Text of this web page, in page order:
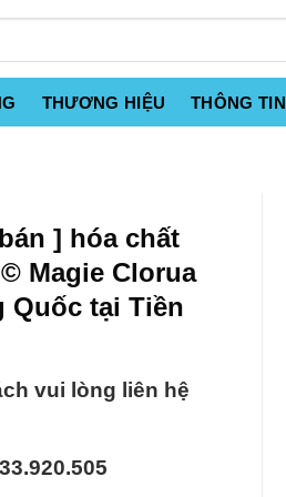
THƯƠNG HIỆU THÔNG TIN
] hóa chất
Magie Clorua
Quốc tại Tiền
vui lòng liên hệ